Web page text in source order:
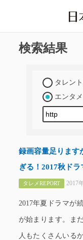
検索結果
タレン
エンタ
録画容量足ります
ぎる！2017秋ドラ
タレメREPORT 2017
2017年夏ドラマが
が始まります。ま
人もたくさんいる